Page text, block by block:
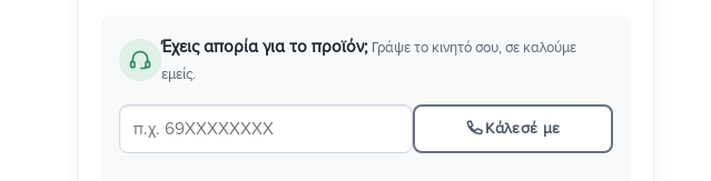
Έχεις απορία για το προϊόν; Γράψε το κινητό σου, σε καλούμε
εμείς.
Κάλεσέ με